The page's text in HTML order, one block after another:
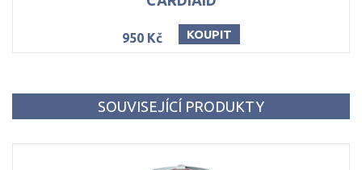
950 Kč KOUPIT
SOUVISEJÍCÍ PRODUKTY